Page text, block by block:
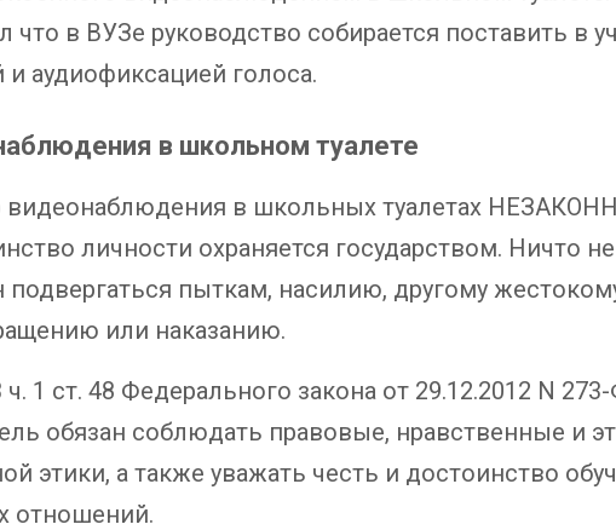
что в ВУЗе руководство собирается поставить в
аудиофиксацией голоса.
в школьном туалете
видеонаблюдения в школьных туалетах
личности охраняется государством. Ничто
подвергаться пыткам, насилию, другому
или наказанию.
ч. 1 ст. 48 Федерального закона от 29.12.2012 N
обязан соблюдать правовые, нравственные и
этики, а также уважать честь и достоинство
отношений.